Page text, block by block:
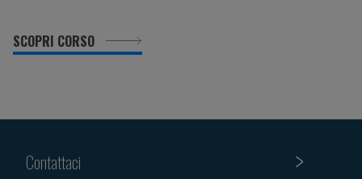
SCOPRI CORSO
Contattaci